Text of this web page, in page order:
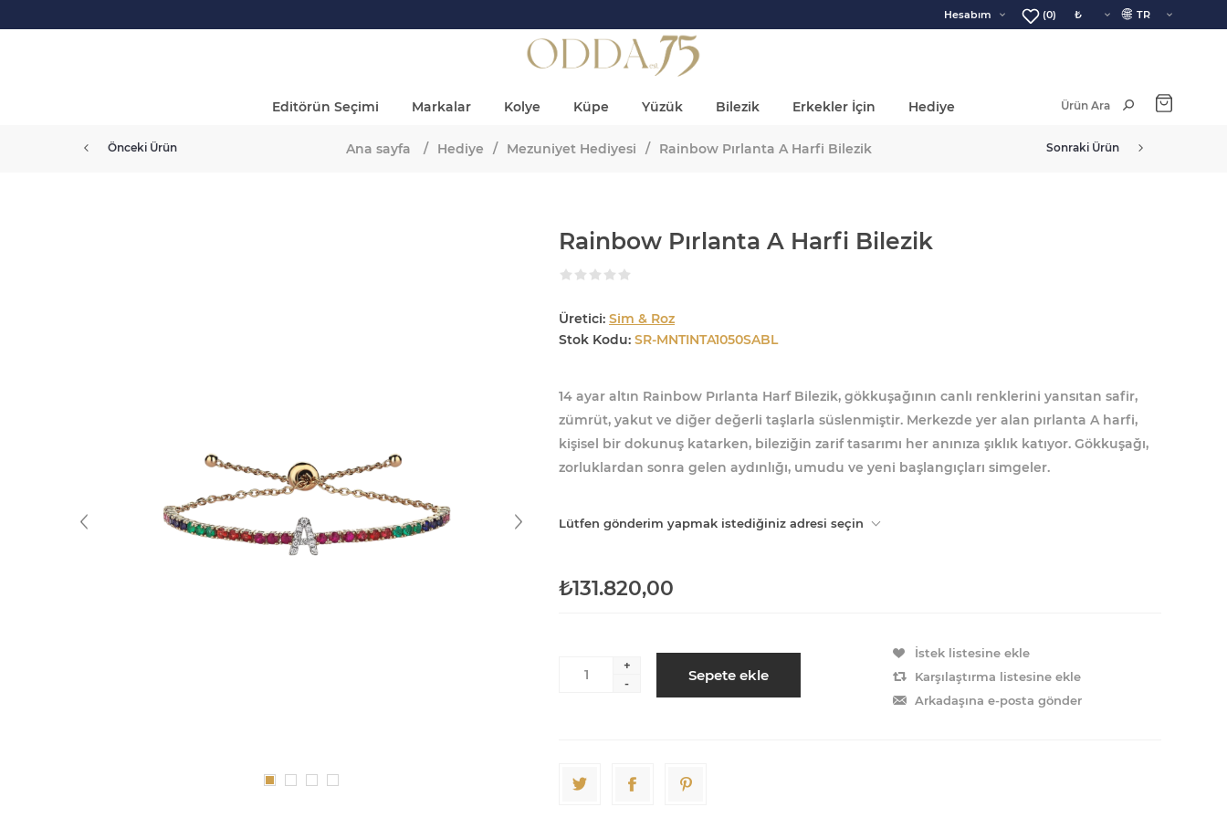
Hesabım (0) 🌐
Editörün Seçimi Markalar Kolye Küpe Yüzük Bilezik Erkekler İçin Hediye
Ana sayfa / Hediye / Mezuniyet Hediyesi / Rainbow Pırlanta A Harfi Bilezik
Önceki Ürün Sonraki Ürün
Rainbow Pırlanta A Harfi Bilezik
Üretici: Sim & Roz
Stok Kodu: SR-MNTINTA1050SABL
14 ayar altın Rainbow Pırlanta Harf Bilezik, gökkuşağının canlı renklerini yansıtan safir,
zümrüt, yakut ve diğer değerli taşlarla süslenmiştir. Merkezde yer alan pırlanta A harfi,
kişisel bir dokunuş katarken, bileziğin zarif tasarımı her anınıza şıklık katıyor. Gökkuşağı,
zorluklardan sonra gelen aydınlığı, umudu ve yeni başlangıçları simgeler.
Lütfen gönderim yapmak istediğiniz adresi seçin
₺131.820,00
+
-
Sepete ekle
İstek listesine ekle
Karşılaştırma listesine ekle
Arkadaşına e-posta gönder